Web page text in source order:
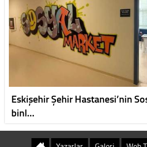
Eskişehir Şehir Hastanesi’nin
binl…